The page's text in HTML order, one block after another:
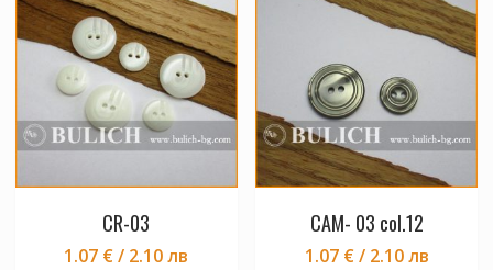
CR-03
1.07 € / 2.10 лв
CAM- 03 col.12
1.07 € / 2.10 лв